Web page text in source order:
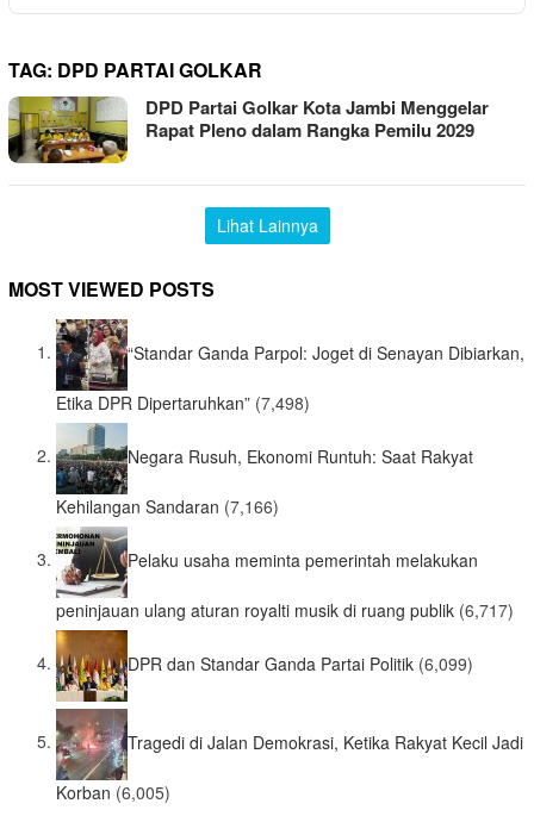
TAG: DPD PARTAI GOLKAR
DPD Partai Golkar Kota Jambi Menggelar
Rapat Pleno dalam Rangka Pemilu 2029
Lihat Lainnya
MOST VIEWED POSTS
“Standar Ganda Parpol: Joget di Senayan Dibiarkan,
Etika DPR Dipertaruhkan” (7,498)
Negara Rusuh, Ekonomi Runtuh: Saat Rakyat
Kehilangan Sandaran (7,166)
Pelaku usaha meminta pemerintah melakukan
peninjauan ulang aturan royalti musik di ruang publik (6,717)
DPR dan Standar Ganda Partai Politik (6,099)
Tragedi di Jalan Demokrasi, Ketika Rakyat Kecil Jadi
Korban (6,005)